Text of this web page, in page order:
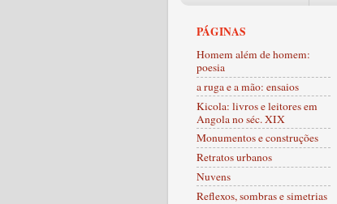
PÁGINAS
Homem além de homem:
poesia
a ruga e a mão: ensaios
Kicola: livros e leitores em
Angola no séc. XIX
Monumentos e construções
Retratos urbanos
Nuvens
Reflexos, sombras e simetrias